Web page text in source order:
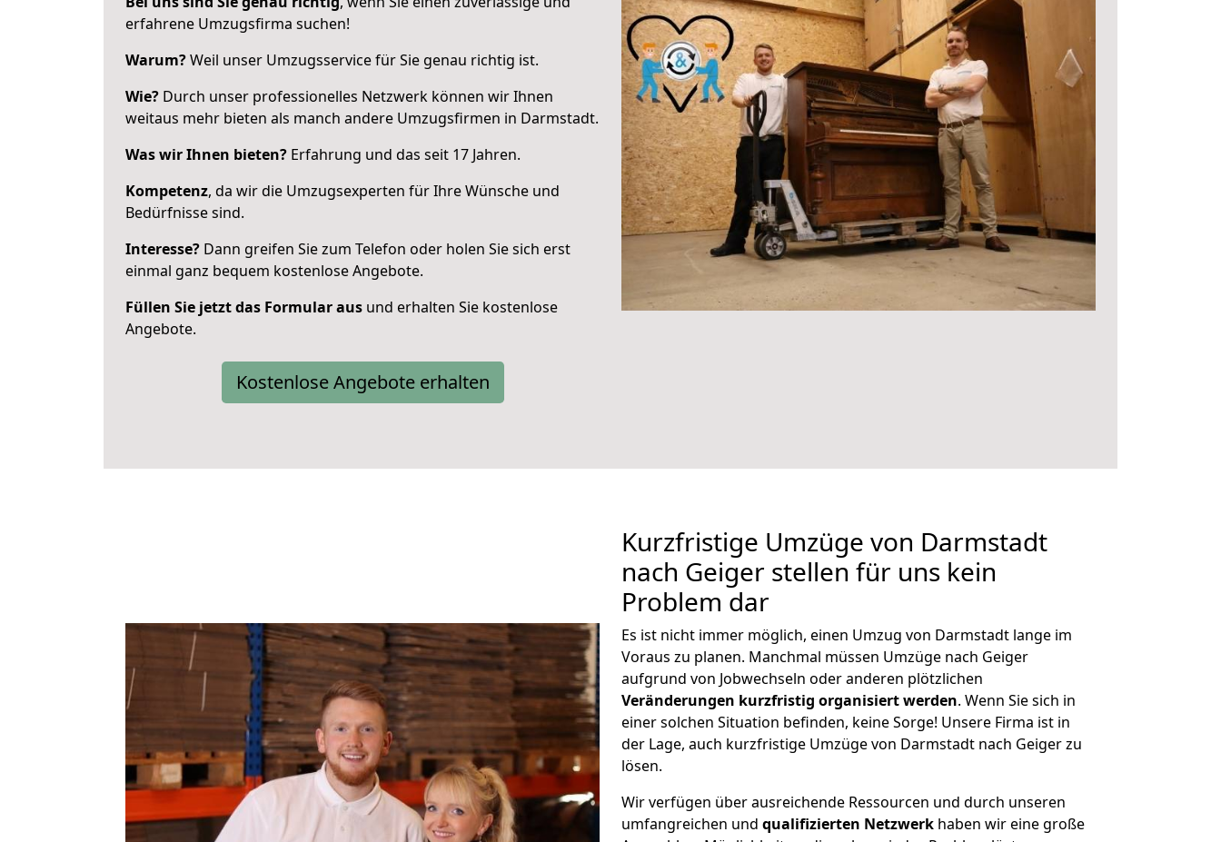
erfahrene Umzugsfirma suchen!
Warum?Weil unser Umzugsservice für Sie genau richtig ist.
Wie? Durch unser professionelles Netzwerk können wir Ihnen
weitaus mehr bieten als manch andere Umzugsfirmen in Darmstadt.
Was wir Ihnen bieten? Erfahrung und das seit 17 Jahren.
Kompetenz, da wir die Umzugsexperten für Ihre Wünsche und
Bedürfnisse sind.
Interesse? Dann greifen Sie zum Telefon oder holen Sie sich erst
einmal ganz bequem kostenlose Angebote.
Füllen Sie jetzt das Formular aus und erhalten Sie kostenlose
Angebote.
Kostenlose Angebote erhalten
Kurzfristige Umzüge von Darmstadt
nach Geiger stellen für uns kein
Problem dar
Es ist nicht immer möglich, einen Umzug von Darmstadt lange im
Voraus zu planen. Manchmal müssen Umzüge nach Geiger
aufgrund von Jobwechseln oder anderen plötzlichen
Veränderungen kurzfristig organisiert werden. Wenn Sie sich in
einer solchen Situation befinden, keine Sorge! Unsere Firma ist in
der Lage, auch kurzfristige Umzüge von Darmstadt nach Geiger zu
lösen.
Wir verfügen über ausreichende Ressourcen und durch unseren
umfangreichen und qualifizierten Netzwerk haben wir eine große